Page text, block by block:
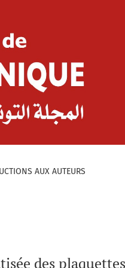
AUX AUTEURS
des plaquettes